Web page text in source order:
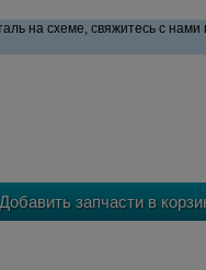
на схеме, свяжитесь с